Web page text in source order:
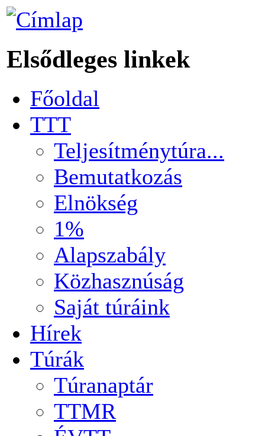
Elsődleges linkek
Főoldal
TTT
Teljesítménytúra...
Bemutatkozás
Elnökség
1%
Alapszabály
Közhasznúság
Saját túráink
Hírek
Túrák
Túranaptár
TTMR